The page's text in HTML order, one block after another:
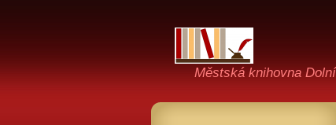
Městská knihovna